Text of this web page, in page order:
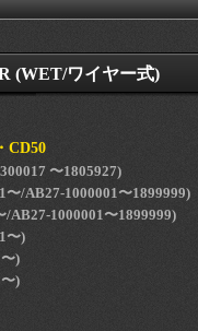
(WET/ワイヤー式)
CD50
〜1805927)
/AB27-1000001〜1899999)
AB27-1000001〜1899999)
〜)
)
)